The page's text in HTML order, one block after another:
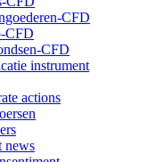
CFD
CFD
CFD
instrument
actions
news